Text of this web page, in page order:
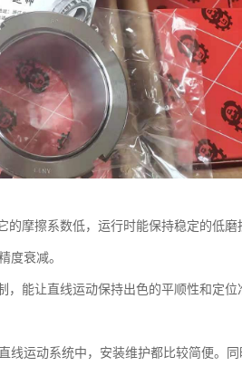
摩擦系数低，运行时能保持稳定的低
度衰减。
能让直线运动保持出色的平顺性和定
运动系统中，安装维护都比较简便。同